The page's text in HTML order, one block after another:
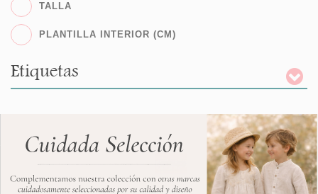
TALLA
PLANTILLA INTERIOR (CM)
Etiquetas